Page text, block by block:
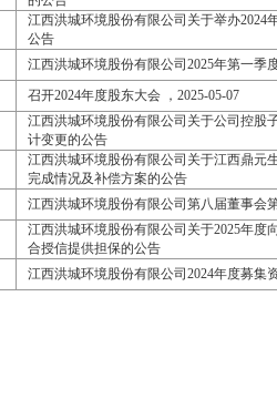
江西洪城环境股份有限公司关于举办2024
公告
江西洪城环境股份有限公司2025年第一季
召开2024年度股东大会 ，2025-05-07
江西洪城环境股份有限公司关于公司控股
计变更的公告
江西洪城环境股份有限公司关于江西鼎元
完成情况及补偿方案的公告
江西洪城环境股份有限公司第八届董事会
江西洪城环境股份有限公司关于2025年度
合授信提供担保的公告
江西洪城环境股份有限公司2024年度募集